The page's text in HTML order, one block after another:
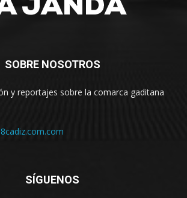
SOBRE NOSOTROS
y reportajes sobre la comarca gaditana
SÍGUENOS